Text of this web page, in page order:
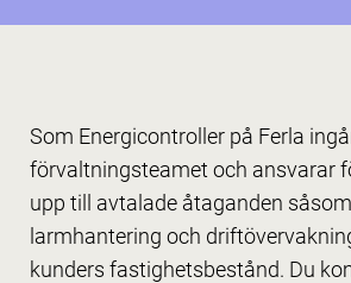
Som Energicontroller på Ferla
förvaltningsteamet och ansvarar
upp till avtalade åtaganden
larmhantering och
kunders fastighetsbestånd. Du